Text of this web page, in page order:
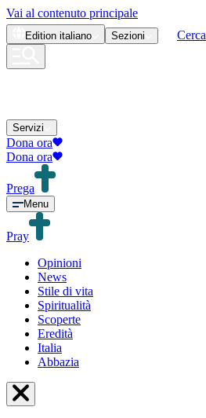
Vai al contenuto principale
Edition italiano Sezioni Cerca
Servizi
Dona ora
Dona ora
Prega
Menu
Pray
Opinioni
News
Stile di vita
Spiritualità
Scoperte
Eredità
Italia
Abbazia